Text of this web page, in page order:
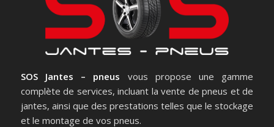
SOS Jantes – pneus vous propose une gamme
complète de services, incluant la vente de pneus et de
jantes, ainsi que des prestations telles que le stockage
et le montage de vos pneus.